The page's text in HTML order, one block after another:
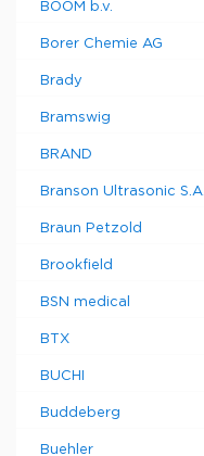
BOOM b.v.
Borer Chemie AG
Brady
Bramswig
BRAND
Branson Ultrasonic S.A.
Braun Petzold
Brookfield
BSN medical
BTX
BUCHI
Buddeberg
Buehler